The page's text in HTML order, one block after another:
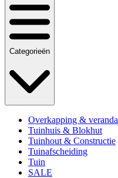
Categorieën
Overkapping & veranda
Tuinhuis & Blokhut
Tuinhout & Constructie
Tuinafscheiding
Tuin
SALE